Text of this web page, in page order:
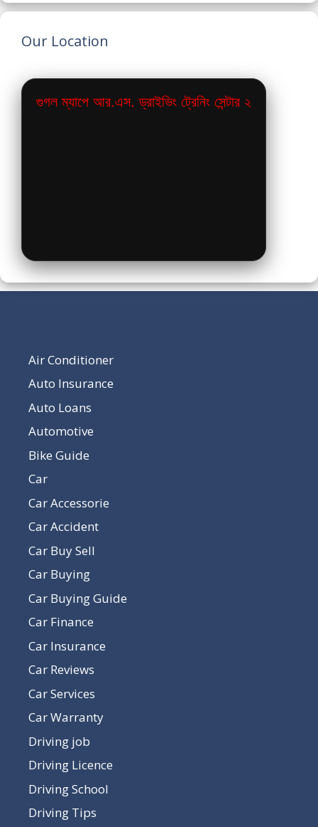
Our Location
গুগল ম্যাপে আর.এস. ড্রাইভিং ট্রেনিং সেন্টার ২
Air Conditioner
Auto Insurance
Auto Loans
Automotive
Bike Guide
Car
Car Accessorie
Car Accident
Car Buy Sell
Car Buying
Car Buying Guide
Car Finance
Car Insurance
Car Reviews
Car Services
Car Warranty
Driving job
Driving Licence
Driving School
Driving Tips